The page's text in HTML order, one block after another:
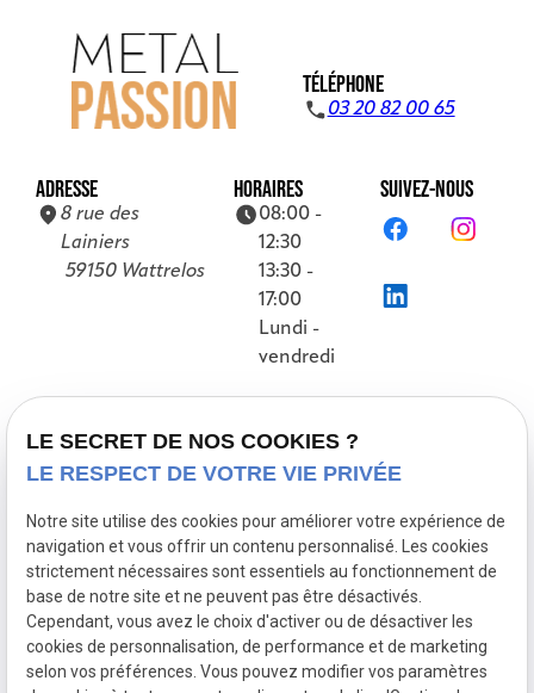
TÉLÉPHONE
03 20 82 00 65
ADRESSE
8 rue des
Lainiers
59150 Wattrelos
HORAIRES
08:00 -
12:30
13:30 -
17:00
Lundi -
vendredi
SUIVEZ-NOUS
Accueil
Présentation
Nos références
Prestations
Actualités
Contact
LE SECRET DE NOS COOKIES ?
LE RESPECT DE VOTRE VIE PRIVÉE
Notre site utilise des cookies pour améliorer votre expérience de
navigation et vous offrir un contenu personnalisé. Les cookies
strictement nécessaires sont essentiels au fonctionnement de
base de notre site et ne peuvent pas être désactivés.
Cependant, vous avez le choix d'activer ou de désactiver les
cookies de personnalisation, de performance et de marketing
selon vos préférences. Vous pouvez modifier vos paramètres